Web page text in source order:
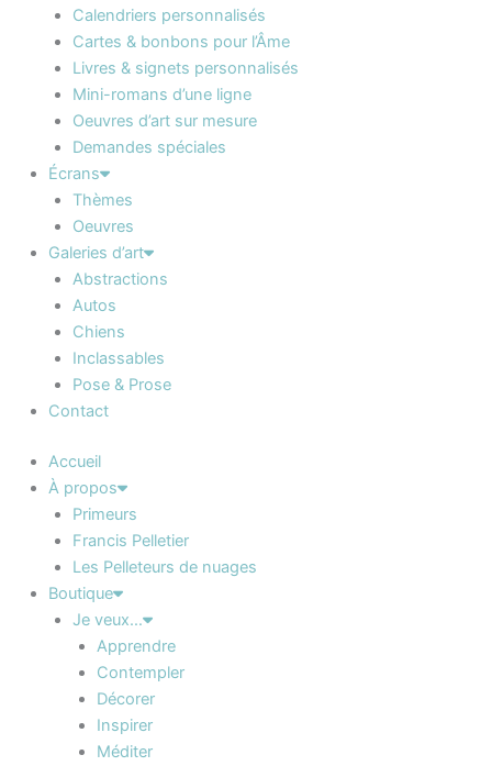
Calendriers personnalisés
Cartes & bonbons pour l’Âme
Livres & signets personnalisés
Mini-romans d’une ligne
Oeuvres d’art sur mesure
Demandes spéciales
Écrans
Thèmes
Oeuvres
Galeries d’art
Abstractions
Autos
Chiens
Inclassables
Pose & Prose
Contact
Accueil
À propos
Primeurs
Francis Pelletier
Les Pelleteurs de nuages
Boutique
Je veux…
Apprendre
Contempler
Décorer
Inspirer
Méditer